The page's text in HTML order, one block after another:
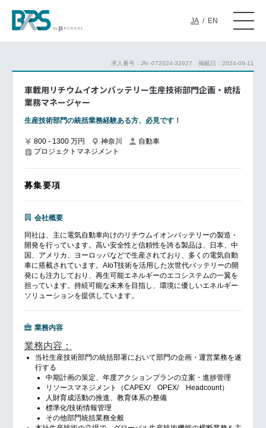
JA / EN
求人番号：JN -072024-32927 掲載日：2024-09-11
車載用リチウムイオンバッテリー生産技術部門企画・統括
業務マネージャー
生産技術部門の統括業務経験ある方、必見です！
800 - 1300 万円 神奈川
自動車
プロジェクトマネジメント
募集要項
会社概要
同社は、主に電気自動車向けのリチウムイオンバッテリーの製造・
開発を行っています。高い安全性と信頼性を誇る製品は、日本、中
国、アメリカ、ヨーロッパなどで生産されており、多くの電気自動
車に搭載されています。AIoT技術を活用した次世代バッテリーの開
発にも注力しており、再生可能エネルギーのエコシステムの一翼を
担っています。持続可能な未来を目指し、環境に優しいエネルギー
ソリューションを提供しています。
業務内容
業務内容：
当社生産技術部門の統括部署において部門の企画・運営業務を遂
行する
中期計画の策定、年度アクションプランの立案・進捗管理
リソースマネジメント（CAPEX/ OPEX/ Headcount）
人財育成活動の推進、教育体系の整備
標準化/技術情報管理
その他部門統括業務全般